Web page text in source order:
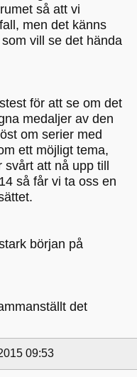
så att vi
men det känns
vill se det hända
för att se om det
medaljer av den
om serier med
ett möjligt tema,
att nå upp till
så får vi ta oss en
början på
det
09:53